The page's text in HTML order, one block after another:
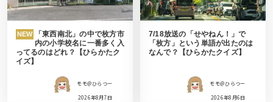
NEW
「東西南北」の中で枚方市
内の小学校名に一番多く入
ってるのはどれ？【ひらかたク
イズ】
モモ＠ひらつー
2026年8月7日
7/18放送の「せやねん！」で
「枚方」という単語が出たのは
なんで？【ひらかたクイズ】
モモ＠ひらつー
2026年8月6日